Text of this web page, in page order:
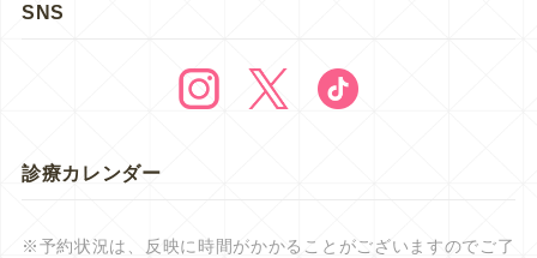
SNS
診療カレンダー
※予約状況は、反映に時間がかかることがございますのでご了